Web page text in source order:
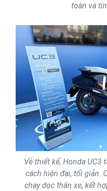
toàn và
Về thiết kế, Honda
cách hiện đại, tối giản.
chạy dọc thân xe, kết